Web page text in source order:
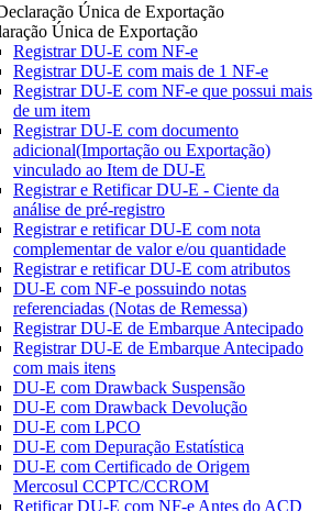
Única de Exportação
Única de Exportação
Registrar DU-E com NF-e
Registrar DU-E com mais de 1 NF-e
Registrar DU-E com NF-e que possui mais
de um item
Registrar DU-E com documento
adicional(Importação ou Exportação)
vinculado ao Item de DU-E
Registrar e Retificar DU-E - Ciente da
análise de pré-registro
Registrar e retificar DU-E com nota
complementar de valor e/ou quantidade
Registrar e retificar DU-E com atributos
DU-E com NF-e possuindo notas
referenciadas (Notas de Remessa)
Registrar DU-E de Embarque Antecipado
Registrar DU-E de Embarque Antecipado
com mais itens
DU-E com Drawback Suspensão
DU-E com Drawback Devolução
DU-E com LPCO
DU-E com Depuração Estatística
DU-E com Certificado de Origem
Mercosul CCPTC/CCROM
Retificar DU-E com NF-e Antes do ACD